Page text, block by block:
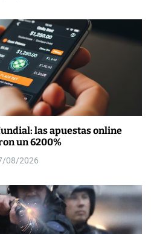
las apuestas online
un 6200%
08/2026